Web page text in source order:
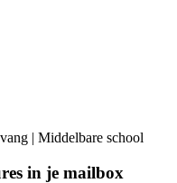
| Middelbare school
in je mailbox